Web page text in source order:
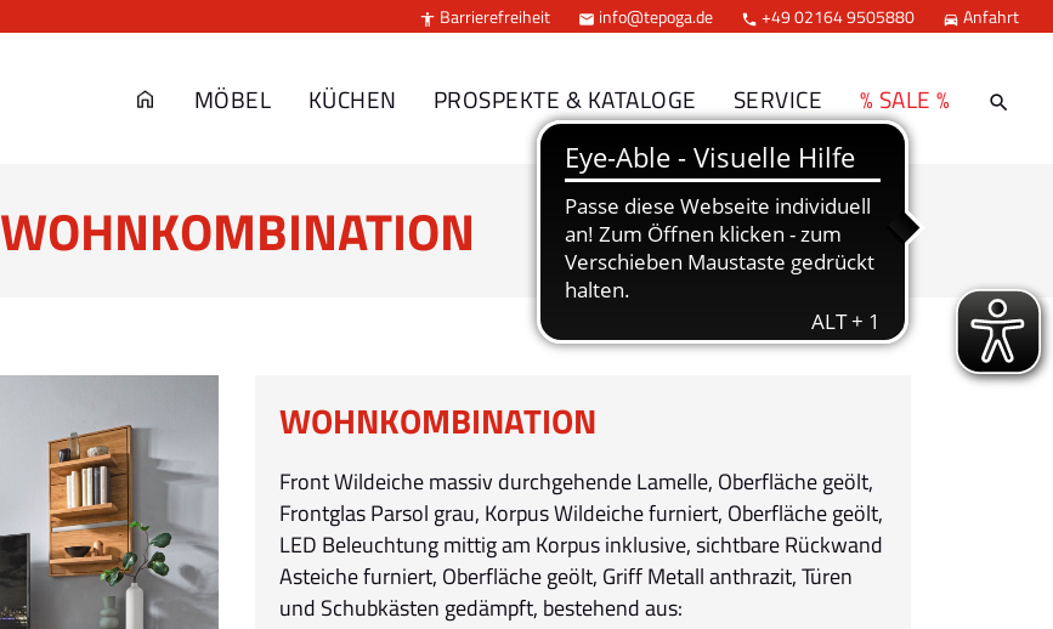
 Barrierefreiheit  info@tepoga.de  +49 02164 9505880  Anfahrt
MÖBEL KÜCHEN PROSPEKTE & KATALOGE SERVICE % SALE %
WOHNKOMBINATION
WOHNKOMBINATION
Front Wildeiche massiv durchgehende Lamelle, Oberfläche geölt,
Frontglas Parsol grau, Korpus Wildeiche furniert, Oberfläche geölt,
LED Beleuchtung mittig am Korpus inklusive, sichtbare Rückwand
Asteiche furniert, Oberfläche geölt, Griff Metall anthrazit, Türen
und Schubkästen gedämpft, bestehend aus: